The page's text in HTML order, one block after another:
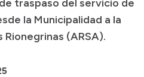
traspaso del servicio de
la Municipalidad a la
(ARSA).